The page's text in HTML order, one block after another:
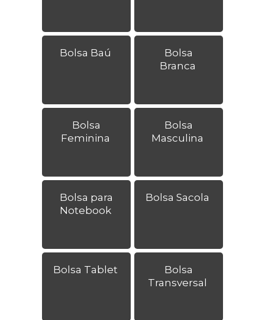
Bolsa Baú
Bolsa
Branca
Bolsa
Feminina
Bolsa
Masculina
Bolsa para
Notebook
Bolsa Sacola
Bolsa Tablet
Bolsa
Transversal